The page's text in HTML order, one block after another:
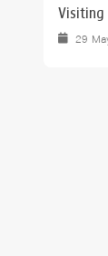
Visiting
29